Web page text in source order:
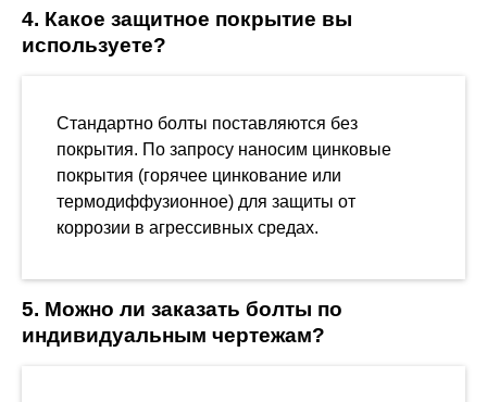
4. Какое защитное покрытие вы
используете?
Стандартно болты поставляются без
покрытия. По запросу наносим цинковые
покрытия (горячее цинкование или
термодиффузионное) для защиты от
коррозии в агрессивных средах.
5. Можно ли заказать болты по
индивидуальным чертежам?